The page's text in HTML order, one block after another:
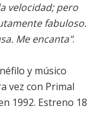
velocidad; pero
fabuloso.
Me encanta".
y músico
vez con Primal
1992. Estreno 18